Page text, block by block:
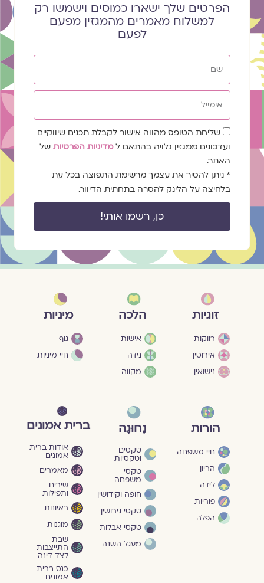
הפרטים שלך ישארו כמוסים וישמשו רק
למשלוח מאמרים מהמגזין מפעם
לפעם
שדה
הסכמה
שליחת הטופס מהווה אישור לקבלת תכנים שיווקיים
ועדכונים ממגזין גלויה בהתאם למדיניות הפרטיות של
האתר.
* ניתן להסיר את עצמך מרשימת התפוצה בכל עת
בלחיצה על הלינק להסרה בתחתית הדיוור.
כן, רשמו אותי!
זוגיות
רווקות
אירוסין
נישואין
הלכה
אישות
נידה
מקווה
מיניות
גוף
חיי מיניות
הורות
חיי משפחה
הריון
לידה
פוריות
הפלה
נָחוּגָה
טקסים
וטקסיות
טקסי
משפחה
חופה וקידושין
טקסי גירושין
טקסי אבלות
מעגל השנה
ברית אמונים
אודות ברית
אמונים
מאמרים
שירים
ותפילות
ראיונות
מוגנוּת
שבת
התייצבות
לצד דינה
כנס ברית
אמונים